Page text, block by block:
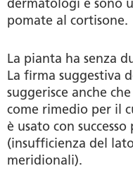
dermatologi e sono
pomate al cortisone.
La pianta ha senza
La firma suggestiva
suggerisce anche
come rimedio per il
è usato con
(insufficienza del
meridionali).